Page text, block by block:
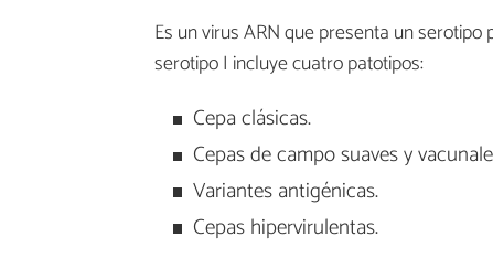
Es un virus ARN que presenta un
serotipo I incluye cuatro patotipos:
Cepa clásicas.
Cepas de campo suaves y
Variantes antigénicas.
Cepas hipervirulentas.